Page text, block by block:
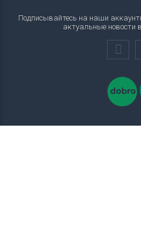
Подписывайтесь на наши
актуальные новости